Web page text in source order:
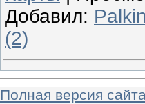
Добавил:
(2)
Полная версия